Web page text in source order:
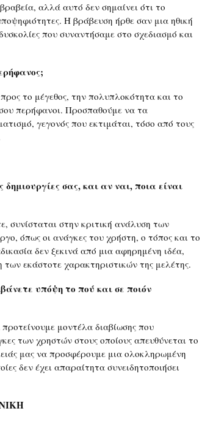
αλλά αυτό δεν σημαίνει ότι το
Η βράβευση ήρθε σαν μια ηθική
που συναντήσαμε στο σχεδιασμό και
το μέγεθος, την πολυπλοκότητα και το
περήφανοι. Προσπαθούμε να τα
γεγονός που εκτιμάται, τόσο από τους
σας, και αν ναι, ποια είναι
συνίσταται στην κριτική ανάλυση των
όπως οι ανάγκες του χρήστη, ο τόπος και το
δεν ξεκινά από μια αφηρημένη ιδέα,
εκάστοτε χαρακτηριστικών της μελέτης.
υπόψη το πού και σε ποιόν
μοντέλα διαβίωσης που
των χρηστών στους οποίους απευθύνεται το
μας να προσφέρουμε μια ολοκληρωμένη
δεν έχει απαραίτητα συνειδητοποιήσει